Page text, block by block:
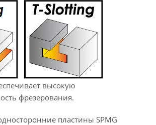
высокую
фрезерования.
пластины SPMG